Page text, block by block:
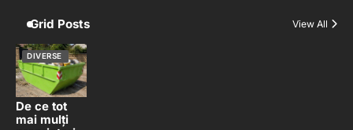
Grid Posts View All
DIVERSE
De ce tot
mai mulți